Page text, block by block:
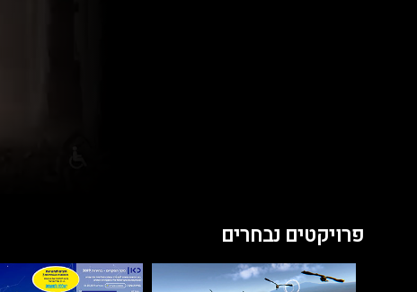
פרויקטים נבחרים